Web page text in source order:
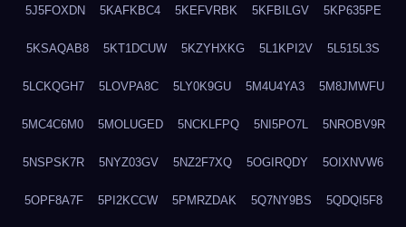
5J5FOXDN 5KAFKBC4 5KEFVRBK 5KFBILGV 5KP635PE
5KSAQAB8 5KT1DCUW 5KZYHXKG 5L1KPI2V 5L515L3S
5LCKQGH7 5LOVPA8C 5LY0K9GU 5M4U4YA3 5M8JMWFU
5MC4C6M0 5MOLUGED 5NCKLFPQ 5NI5PO7L 5NROBV9R
5NSPSK7R 5NYZ03GV 5NZ2F7XQ 5OGIRQDY 5OIXNVW6
5OPF8A7F 5PI2KCCW 5PMRZDAK 5Q7NY9BS 5QDQI5F8